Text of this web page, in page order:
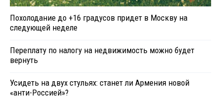
Похолодание до +16 градусов придет в Москву на
следующей неделе
Переплату по налогу на недвижимость можно будет
вернуть
Усидеть на двух стульях: станет ли Армения новой
«анти-Россией»?